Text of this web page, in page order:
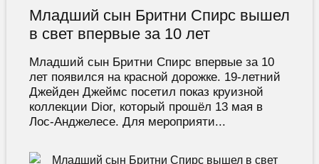
Младший сын Бритни Спирс вышел
в свет впервые за 10 лет
Младший сын Бритни Спирс впервые за 10
лет появился на красной дорожке. 19-летний
Джейден Джеймс посетил показ круизной
коллекции Dior, который прошёл 13 мая в
Лос-Анджелесе. Для мероприяти...